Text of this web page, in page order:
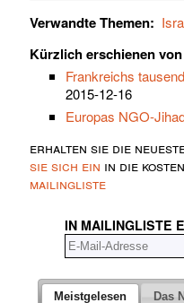
Verwandte Themen:
Kürzlich erschienen von
Frankreichs
2015-12-16
Europas NGO-
erhalten sie die
sie sich ein in die
mailingliste
IN MAILINGLISTE
Meistgelesen Das